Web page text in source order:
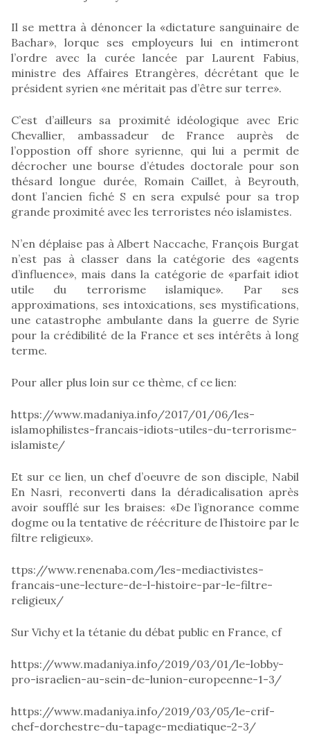
Il se mettra à dénoncer la «dictature sanguinaire de
Bachar», lorque ses employeurs lui en intimeront
l’ordre avec la curée lancée par Laurent Fabius,
ministre des Affaires Etrangères, décrétant que le
président syrien «ne méritait pas d’être sur terre».
C’est d’ailleurs sa proximité idéologique avec Eric
Chevallier, ambassadeur de France auprès de
l’oppostion off shore syrienne, qui lui a permit de
décrocher une bourse d’études doctorale pour son
thésard longue durée, Romain Caillet, à Beyrouth,
dont l’ancien fiché S en sera expulsé pour sa trop
grande proximité avec les terroristes néo islamistes.
N’en déplaise pas à Albert Naccache, François Burgat
n’est pas à classer dans la catégorie des «agents
d’influence», mais dans la catégorie de «parfait idiot
utile du terrorisme islamique». Par ses
approximations, ses intoxications, ses mystifications,
une catastrophe ambulante dans la guerre de Syrie
pour la crédibilité de la France et ses intérêts à long
terme.
Pour aller plus loin sur ce thème, cf ce lien:
https://www.madaniya.info/2017/01/06/les-
islamophilistes-francais-idiots-utiles-du-terrorisme-
islamiste/
Et sur ce lien, un chef d’oeuvre de son disciple, Nabil
En Nasri, reconverti dans la déradicalisation après
avoir soufflé sur les braises: «De l’ignorance comme
dogme ou la tentative de réécriture de l’histoire par le
filtre religieux».
ttps://www.renenaba.com/les-mediactivistes-
francais-une-lecture-de-l-histoire-par-le-filtre-
religieux/
Sur Vichy et la tétanie du débat public en France, cf
https://www.madaniya.info/2019/03/01/le-lobby-
pro-israelien-au-sein-de-lunion-europeenne-1-3/
https://www.madaniya.info/2019/03/05/le-crif-
chef-dorchestre-du-tapage-mediatique-2-3/